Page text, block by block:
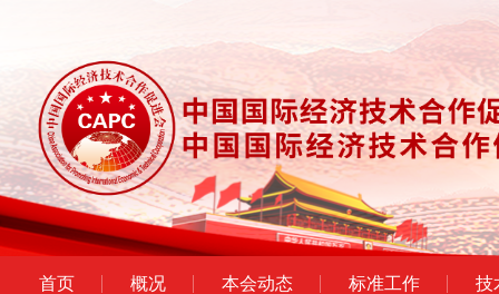
首页 概况 本会动态 标准工作 技